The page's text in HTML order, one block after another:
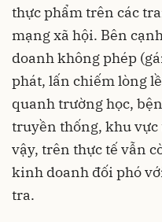
thực phẩm trên các
mạng xã hội. Bên
doanh không phép
phát, lấn chiếm lòng
quanh trường học,
truyền thống, khu
vậy, trên thực tế vẫn
kinh doanh đối phó
tra.